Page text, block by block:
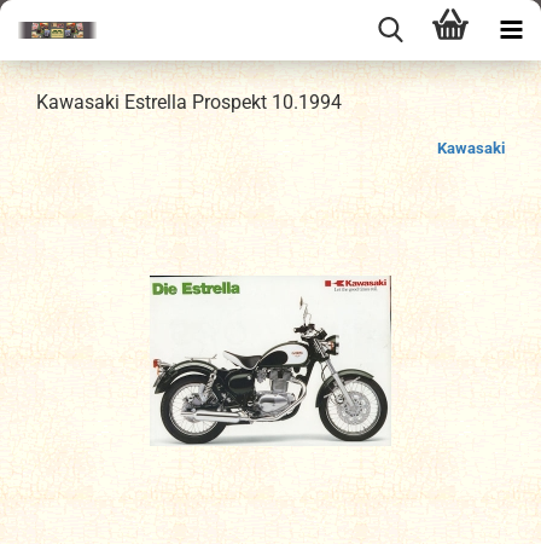
Kawasaki Estrella Prospekt 10.1994
Kawasaki